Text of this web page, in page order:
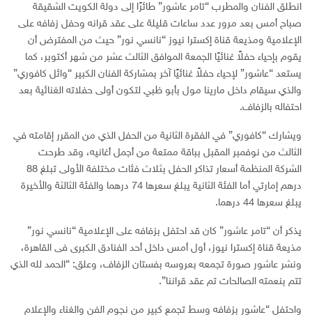
انطلق الفنان والمطرب “تامر عاشور” طائرًا إلى دولة الكويت الشقيقة
صباح أمس بعد مرور عدد ساعات قليلة على عقد قرانه وحفل زفافه على
الإعلامية ومذيعة قناة إكسترا نيوز “نانسي نور” حيث من المفترض أن
يقوم بإحياء حفلاً غنائيًا الجمعة الموافق الثالث عشر من شهر أكتوبر، كما
يستعد “عاشور” لإحياء حفلاً غنائيًا آخر بمشاركة الفنان الكبير “وائل كافوري”
والذي سيقام داخل مارينا مول بأبو ظبي لتكون أولى حفلاته الغنائية بعد
احتفاله بالزفاف.
ويشارك “كافوري” في الفقرة الثانية من الحفل الذي من المقرر إقامته في
الثالث من نوفمبر المقبل بباقة ممتعة من أجمل أغانيه، وقد طرحت
الشركة المنظمة أسعار تذاكر الحفل بثلاث فئات مختلفة الأولى تبلغ 88
درهم إمارتي أما الفئة الثانية يبلغ سعرها 74 درهما والفئة الثالثة والأخيرة
يبلغ سعرها 44 درهما.
يذكر أن “تامر عاشور” كان قد احتفل بزفافه على الإعلامية “نانسي نور”
مذيعة قناة إكسترا نيوز، أول أمس داخل أحد الفنادق الكبرى فى القاهرة،
ونشر عاشور صورة تجمعه بعروسه بفستان الزفاف، وعلق: “الحمد لله الذي
تتم بنعمته الصالحات تم عقد قراننا”.
واحتفل “عاشور بزفافه وسط تجمع كبير من نجوم الفن والغناء والإعلام